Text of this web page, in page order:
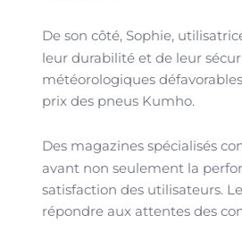
De son côté, Sophie,
leur durabilité et de leur
météorologiques
prix des pneus Kumho.
Des magazines spécialisés
avant non seulement la
satisfaction des utilisateurs.
répondre aux attentes des